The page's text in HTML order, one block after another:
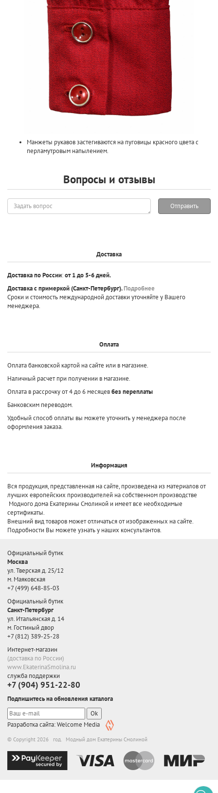
Манжеты рукавов застегиваются на пуговицы красного цвета с
перламутровым напылением.
Вопросы и отзывы
Задать
вопрос
Отправить
Доставка
Доставка по России:от 1 до 5-6 дней.
Доставка с примеркой(Санкт-Петербург).Подробнее
Сроки и стоимость международной доставки уточняйте у Вашего
менеджера.
Оплата
Оплата банковской картой на сайте или в магазине.
Наличный расчет при получении в магазине.
Оплата в рассрочку от 4 до 6 месяцевбез переплаты
Банковским переводом.
Удобный способ оплаты вы можете уточнить у менеджера после
оформления заказа.
Информация
Вся продукция, представленная на сайте, произведена из материалов от
лучших европейских производителей на собственном производстве
Модного дома Екатерины Смолиной и имеет все необходимые
сертификаты.
Внешний вид товаров может отличаться от изображенных на сайте.
Подробности Вы можете узнать у наших консультантов.
Официальный бутик
Москва
ул. Тверская д. 25/12
м. Маяковская
+7 (499) 648-85-03
Официальный бутик
Санкт-Петербург
ул. Итальянская д. 14
м. Гостиный двор
+7 (812) 389-25-28
Интернет-магазин
(доставка по России)
www.EkaterinaSmolina.ru
служба поддержки
+7 (904) 951-22-80
Подпишитесь на обновления каталога
Ok
Разработка сайта: Welcome Media
© Copyright 2026 год. Модный дом Екатерины Смолиной